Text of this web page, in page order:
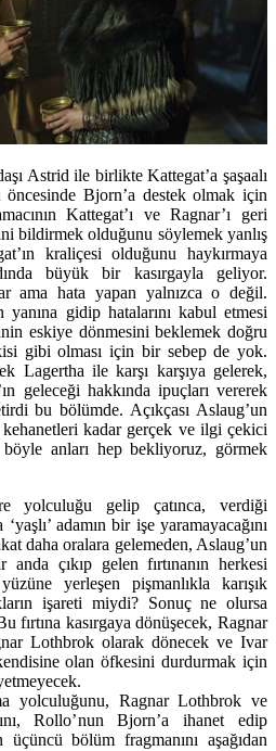
Astrid ile birlikte Kattegat’a şaşaalı
Bjorn’a destek olmak için
Kattegat’ı ve Ragnar’ı geri
bildirmek olduğunu söylemek yanlış
kraliçesi olduğunu haykırmaya
büyük bir kasırgayla geliyor.
ama hata yapan yalnızca o değil.
yanına gidip hatalarını kabul etmesi
eskiye dönmesini beklemek doğru
gibi olması için bir sebep de yok.
Lagertha ile karşı karşıya gelerek,
geleceği hakkında ipuçları vererek
bu bölümde. Açıkçası Aslaug’un
kehanetleri kadar gerçek ve ilgi çekici
anları hep bekliyoruz, görmek
yolculuğu gelip çatınca, verdiği
adamın bir işe yaramayacağını
daha oralara gelemeden, Aslaug’un
çıkıp gelen fırtınanın herkesi
yerleşen pişmanlıkla karışık
işareti miydi? Sonuç ne olursa
fırtına kasırgaya dönüşecek, Ragnar
Lothbrok olarak dönecek ve Ivar
olan öfkesini durdurmak için
yolculuğunu, Ragnar Lothbrok ve
Rollo’nun Bjorn’a ihanet edip
bölüm fragmanını aşağıdan